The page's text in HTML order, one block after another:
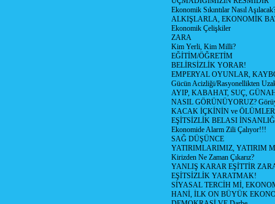
Ekonomik Sıkıntılar Nasıl
ALKIŞLARLA, EKONOMİK
Ekonomik Çelişkiler
ZARA
Kim Yerli, Kim Milli?
EĞİTİM/ÖĞRETİM
BELİRSİZLİK YORAR!
EMPERYAL OYUNLAR,
Gücün Acizliği/Rasyonellikten
AYIP, KABAHAT, SUÇ,
NASIL GÖRÜNÜYORUZ?
KACAK İÇKİNİN ve
EŞİTSİZLİK BELASI
Ekonomide Alarm Zili Çalıyor!!!
SAĞ DÜŞÜNCE
YATIRIMLARIMIZ, YATIRIM
Kirizden Ne Zaman Çıkarız?
YANLIŞ KARAR EŞİTTİR
EŞİTSİZLİK YARATMAK!
SİYASAL TERCİH Mİ,
HANİ, İLK ON BÜYÜK